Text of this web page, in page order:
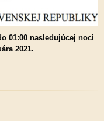
01:00 nasledujúcej noci
2021.